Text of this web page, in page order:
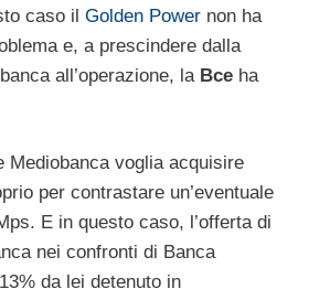
caso il Golden Power non ha
e, a prescindere dalla
all’operazione, la Bce ha
Mediobanca voglia acquisire
per contrastare un’eventuale
E in questo caso, l’offerta di
nei confronti di Banca
da lei detenuto in